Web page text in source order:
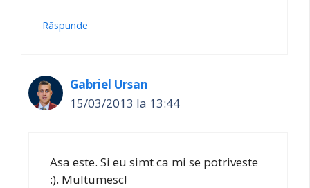
Răspunde
Gabriel Ursan
15/03/2013 la 13:44
Asa este. Si eu simt ca mi se potriveste
:). Multumesc!